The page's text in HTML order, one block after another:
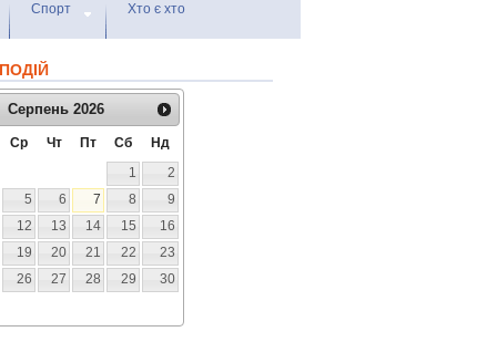
Спорт Хто є хто
Серпень 2026
Ср Чт Пт Сб
Нд
1
2
5 6 7 8
9
12 13 14 15
16
19 20 21 22
23
26 27 28 29
30